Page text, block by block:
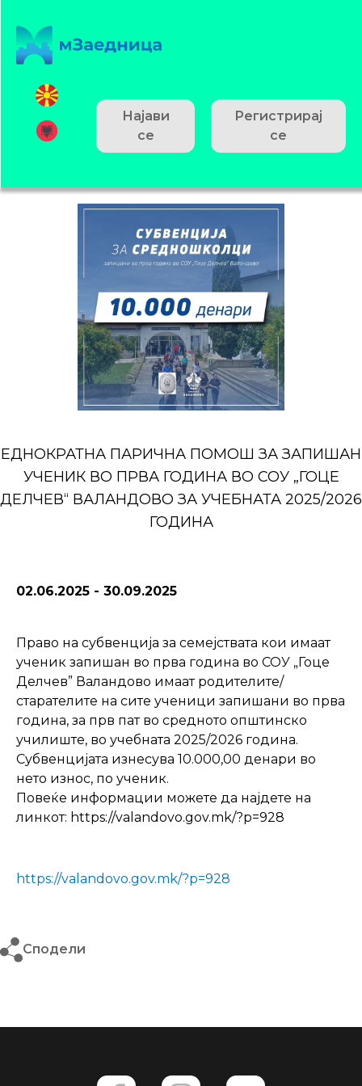
Најави
се
Регистрирај
се
ЕДНОКРАТНА ПАРИЧНА ПОМОШ ЗА ЗАПИШАН
УЧЕНИК ВО ПРВА ГОДИНА ВО СОУ „ГОЦЕ
ДЕЛЧЕВ“ ВАЛАНДОВО ЗА УЧЕБНАТА 2025/2026
ГОДИНА
02.06.2025 - 30.09.2025
Право на субвенција за семејствата кои имаат
ученик запишан во прва година во СОУ „Гоце
Делчев” Валандово имаат родителите/
старателите на сите ученици запишани во прва
година, за прв пат во средното општинско
училиште, во учебната 2025/2026 година.
Субвенцијата изнесува 10.000,00 денари во
нето износ, по ученик.
Повеќе информации можете да најдете на
линкот: https://valandovo.gov.mk/?p=928
https://valandovo.gov.mk/?p=928
Сподели